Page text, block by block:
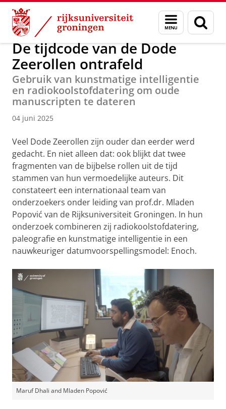
Skip
Content
Skip
Navigation
Menu
en
zoeken
Faculteit Religie, Cultuur en Maatschappij Nieuwsarchief
De tijdcode van de Dode
Zeerollen ontrafeld
Gebruik van kunstmatige intelligentie
en radiokoolstofdatering om oude
manuscripten te dateren
04 juni 2025
Veel Dode Zeerollen zijn ouder dan eerder werd
gedacht. En niet alleen dat: ook blijkt dat twee
fragmenten van de bijbelse rollen uit de tijd
stammen van hun vermoedelijke auteurs. Dit
constateert een internationaal team van
onderzoekers onder leiding van prof.dr. Mladen
Popović van de Rijksuniversiteit Groningen. In hun
onderzoek combineren zij radiokoolstofdatering,
paleografie en kunstmatige intelligentie in een
nauwkeuriger datumvoorspellingsmodel: Enoch.
Maruf Dhali and Mladen Popović